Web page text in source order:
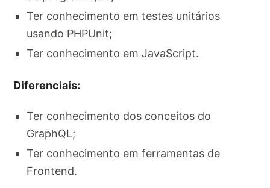
Ter conhecimento em testes unitários
usando PHPUnit;
Ter conhecimento em JavaScript.
Diferenciais:
Ter conhecimento dos conceitos do
GraphQL;
Ter conhecimento em ferramentas de
Frontend.